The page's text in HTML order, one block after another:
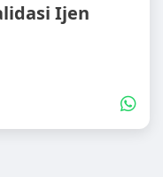
Ijen